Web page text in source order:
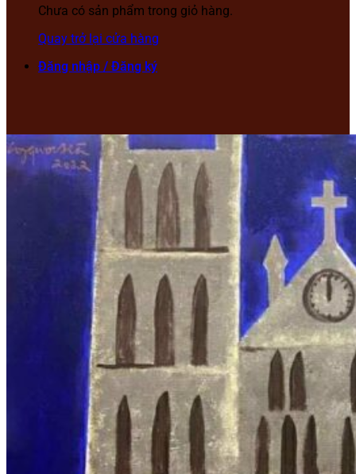
Chưa có sản phẩm trong giỏ hàng.
Quay trở lại cửa hàng
Đăng nhập / Đăng ký